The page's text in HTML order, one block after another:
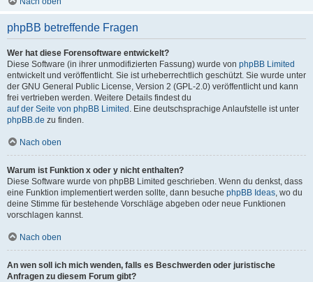
phpBB betreffende Fragen
Wer hat diese Forensoftware entwickelt?
Diese Software (in ihrer unmodifizierten Fassung) wurde von phpBB Limited
entwickelt und veröffentlicht. Sie ist urheberrechtlich geschützt. Sie wurde unter
der GNU General Public License, Version 2 (GPL-2.0) veröffentlicht und kann
frei vertrieben werden. Weitere Details findest du
auf der Seite von phpBB Limited . Eine deutschsprachige Anlaufstelle ist unter
phpBB.de zu finden.
Nach oben
Warum ist Funktion x oder y nicht enthalten?
Diese Software wurde von phpBB Limited geschrieben. Wenn du denkst, dass
eine Funktion implementiert werden sollte, dann besuche phpBB Ideas, wo du
deine Stimme für bestehende Vorschläge abgeben oder neue Funktionen
vorschlagen kannst.
Nach oben
An wen soll ich mich wenden, falls es Beschwerden oder juristische
Anfragen zu diesem Forum gibt?